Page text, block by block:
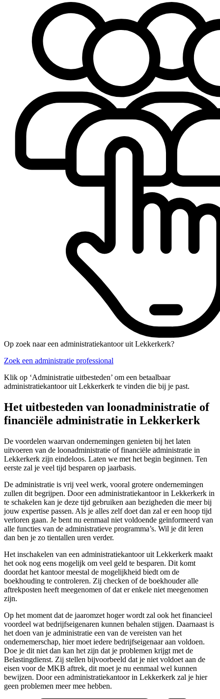
Op zoek naar een administratiekantoor uit Lekkerkerk?
Zoek een administratie professional
Klik op ‘Administratie uitbesteden’ om een betaalbaar
administratiekantoor uit Lekkerkerk te vinden die bij je past.
Het uitbesteden van loonadministratie of
financiële administratie in Lekkerkerk
De voordelen waarvan ondernemingen genieten bij het laten
uitvoeren van de loonadministratie of financiële administratie in
Lekkerkerk zijn eindeloos. Laten we met het begin beginnen. Ten
eerste zal je veel tijd besparen op jaarbasis.
De administratie is vrij veel werk, vooral grotere ondernemingen
zullen dit begrijpen. Door een administratiekantoor in Lekkerkerk in
te schakelen kan je deze tijd gebruiken aan bezigheden die meer bij
jouw expertise passen. Als je alles zelf doet dan zal er een hoop tijd
verloren gaan. Je bent nu eenmaal niet voldoende geïnformeerd van
alle functies van de administratieve programma’s. Wil je dit leren
dan ben je zo tientallen uren verder.
Het inschakelen van een administratiekantoor uit Lekkerkerk maakt
het ook nog eens mogelijk om veel geld te besparen. Dit komt
doordat het kantoor meestal de mogelijkheid biedt om de
boekhouding te controleren. Zij checken of de boekhouder alle
aftrekposten heeft meegenomen of dat er enkele niet meegenomen
zijn.
Op het moment dat de jaaromzet hoger wordt zal ook het financieel
voordeel wat bedrijfseigenaren kunnen behalen stijgen. Daarnaast is
het doen van je administratie een van de vereisten van het
ondernemerschap, hier moet iedere bedrijfseigenaar aan voldoen.
Doe je dit niet dan kan het zijn dat je problemen krijgt met de
Belastingdienst. Zij stellen bijvoorbeeld dat je niet voldoet aan de
eisen voor de MKB aftrek, dit moet je nu eenmaal wel kunnen
bewijzen. Door een administratiekantoor in Lekkerkerk zal je hier
geen problemen meer mee hebben.